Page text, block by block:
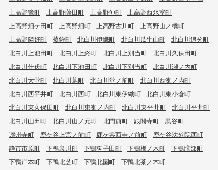
上高野鷺町
上高野薩田町 上高野仲町
上高野西氷室町
上高野畑ケ田町
上高野畑町 上高野古川町
上高野山ノ橋町
上高野隣好町
菊鉾町 北白川伊織町 北白川瓜生山町
北白川追分町
北白川上池田町
北白川上終町 北白川上別当町
北白川久保田町
北白川仕伏町
北白川下池田町 北白川下別当町
北白川瀬ノ内町
北白川大堂町
北白川蔦町 北白川堂ノ前町
北白川西瀬ノ内町
北白川西平井町
北白川西町 北白川東伊織町
北白川東小倉町
北白川東久保田町
北白川東瀬ノ内町 北白川東平井町
北白川平井町
北白川山田町
北白川山ノ元町 北門前町 銀閣寺町
黒谷町
讃州寺町
鹿ケ谷上宮ノ前町 鹿ケ谷西寺ノ前町
鹿ケ谷法然院西町
静市市原町
下鴨泉川町 下鴨狗子田町 下鴨梅ノ木町
下鴨膳部町
下鴨岸本町
下鴨北芝町 下鴨北園町
下鴨北茶ノ木町